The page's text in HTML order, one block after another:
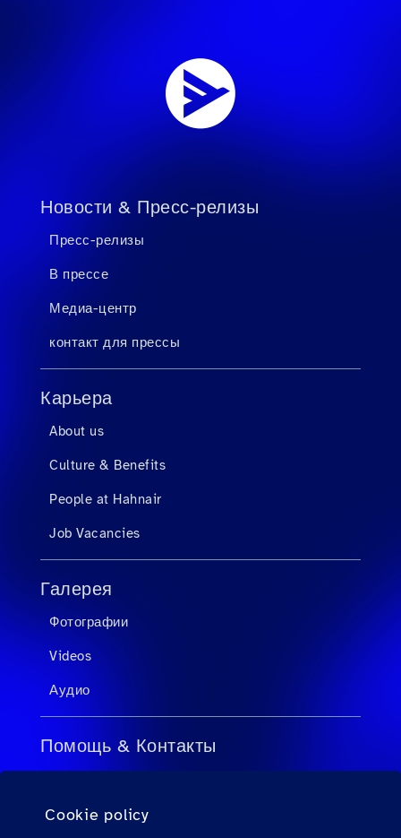
Cookie policy
Новости & Пресс-релизы
Пресс-релизы
В прессе
Медиа-центр
контакт для прессы
Карьера
About us
Culture & Benefits
People at Hahnair
Job Vacancies
Галерея
Фотографии
Videos
Аудио
Помощь & Контакты
FAQ для пассажиров